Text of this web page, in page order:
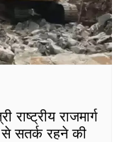
राजमार्ग
से सतर्क रहने की